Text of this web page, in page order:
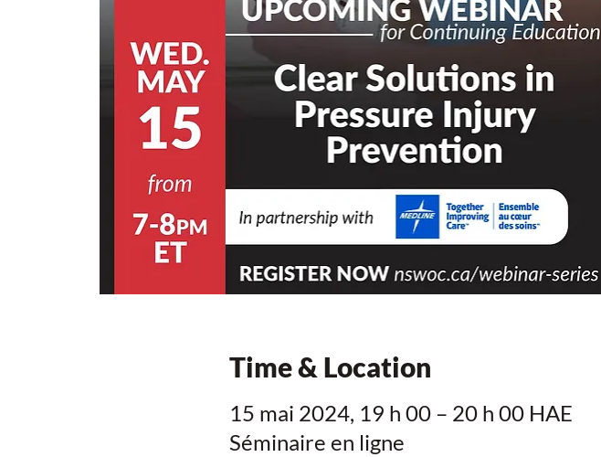
Time & Location
15 mai 2024, 19 h 00 – 20 h 00 HAE
Séminaire en ligne